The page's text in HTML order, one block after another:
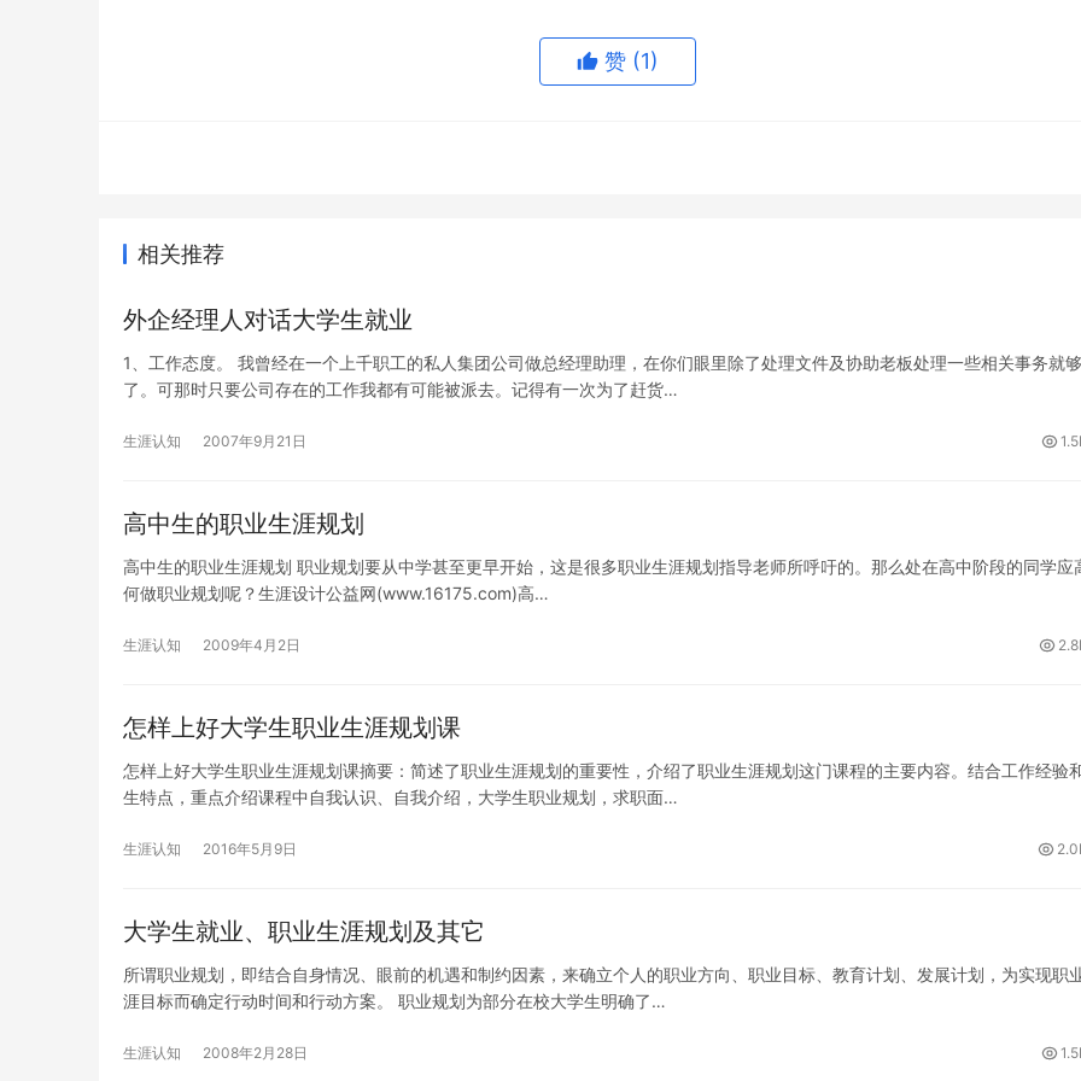
赞 (1)
相关推荐
外企经理人对话大学生就业
1、工作态度。 我曾经在一个上千职工的私人集团公司做总经理助理，在你们眼里除了处理文件及协助老板处理一些相关事务就够
了。可那时只要公司存在的工作我都有可能被派去。记得有一次为了赶货…
生涯认知 2007年9月21日
高中生的职业生涯规划
高中生的职业生涯规划 职业规划要从中学甚至更早开始，这是很多职业生涯规划指导老师所呼吁的。那么处在高中阶段的同学应
何做职业规划呢？生涯设计公益网(www.16175.com)高…
生涯认知 2009年4月2日
怎样上好大学生职业生涯规划课
怎样上好大学生职业生涯规划课摘要：简述了职业生涯规划的重要性，介绍了职业生涯规划这门课程的主要内容。结合工作经验
生特点，重点介绍课程中自我认识、自我介绍，大学生职业规划，求职面…
生涯认知 2016年5月9日
大学生就业、职业生涯规划及其它
所谓职业规划，即结合自身情况、眼前的机遇和制约因素，来确立个人的职业方向、职业目标、教育计划、发展计划，为实现职
涯目标而确定行动时间和行动方案。 职业规划为部分在校大学生明确了…
生涯认知 2008年2月28日